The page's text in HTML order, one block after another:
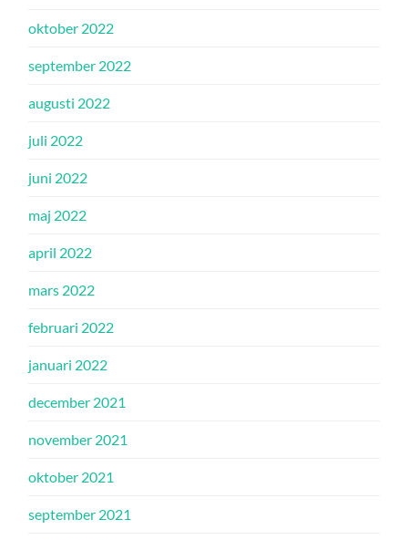
oktober 2022
september 2022
augusti 2022
juli 2022
juni 2022
maj 2022
april 2022
mars 2022
februari 2022
januari 2022
december 2021
november 2021
oktober 2021
september 2021